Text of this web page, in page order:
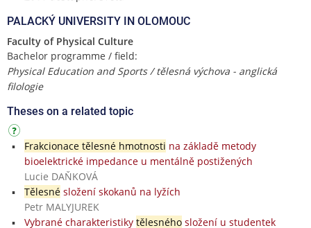
PALACKÝ UNIVERSITY IN OLOMOUC
Faculty of Physical Culture
Bachelor programme / field:
Physical Education and Sports / tělesná výchova - anglická
filologie
Theses on a related topic
Frakcionace tělesné hmotnosti na základě metody
bioelektrické impedance u mentálně postižených
Lucie DAŇKOVÁ
Tělesnésložení skokanů na lyžích
Petr MALYJUREK
Vybrané charakteristiky tělesnéhosložení u studentek